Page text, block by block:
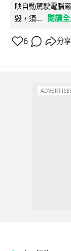
映自動駕駛電腦
毀，須...
閱讀
6 分享